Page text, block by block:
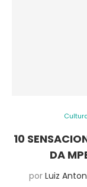
10
DA
por Luiz